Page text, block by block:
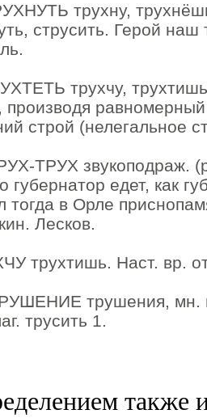
трухну,
струсить. Герой наш
трухчу,
производя
строй (нелегальное
ТРУХ звукоподраж.
губернатор едет, как
тогда в Орле
Лесков.
трухтишь. Наст. вр.
трушения, мн.
трусить 1.
также